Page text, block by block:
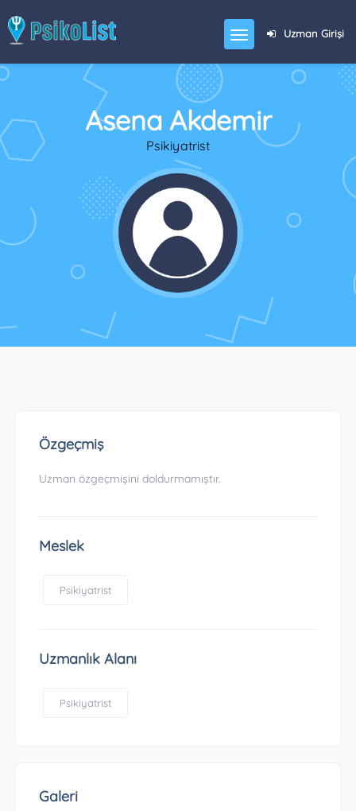
Uzman Girişi
Asena Akdemir
Psikiyatrist
Özgeçmiş
Uzman özgeçmişini doldurmamıştır.
Meslek
Psikiyatrist
Uzmanlık Alanı
Psikiyatrist
Galeri